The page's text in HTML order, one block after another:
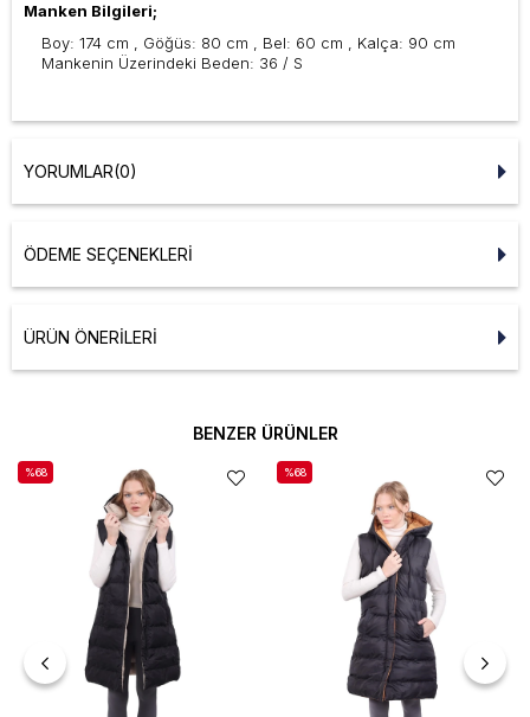
Manken Bilgileri;
Boy: 174 cm , Göğüs: 80 cm , Bel: 60 cm , Kalça: 90 cm
Mankenin Üzerindeki Beden: 36 / S
YORUMLAR(0)
ÖDEME SEÇENEKLERI
ÜRÜN ÖNERILERI
BENZER ÜRÜNLER
%68 %68